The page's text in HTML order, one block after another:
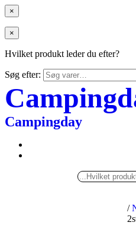
×
×
Hvilket produkt leder du efter?
Søg efter:
Campingday
/